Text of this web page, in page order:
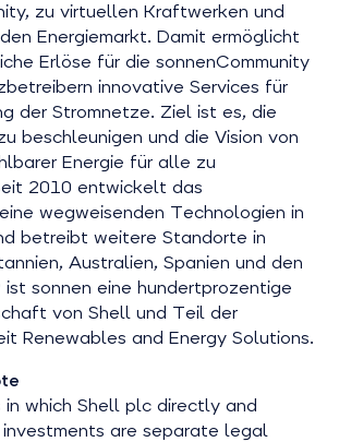
zu virtuellen Kraftwerken und
Energiemarkt. Damit ermöglicht
Erlöse für die sonnenCommunity
innovative Services für
der Stromnetze. Ziel ist es, die
beschleunigen und die Vision von
Energie für alle zu
2010 entwickelt das
wegweisenden Technologien in
betreibt weitere Standorte in
Australien, Spanien und den
ist sonnen eine hundertprozentige
von Shell und Teil der
Renewables and Energy Solutions.
in which Shell plc directly and
are separate legal